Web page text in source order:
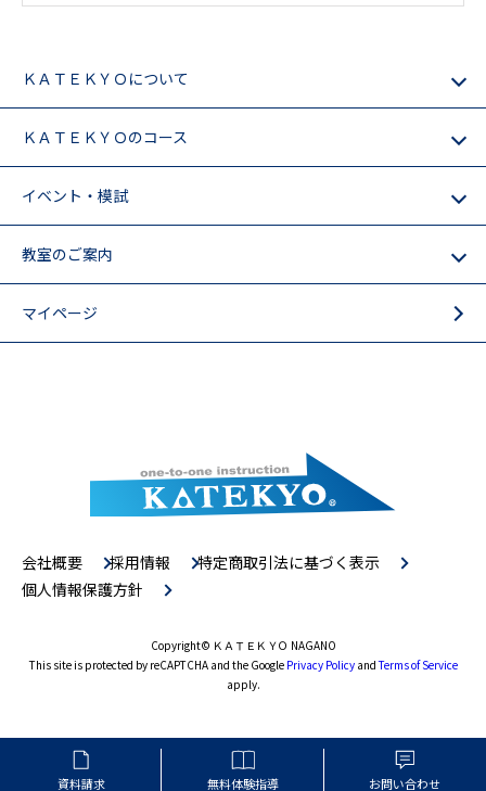
ＫＡＴＥＫＹＯについて
ＫＡＴＥＫＹＯのコース
イベント・模試
教室のご案内
マイページ
会社概要 採用情報
特定商取引法に基づく表示
個人情報保護方針
Copyright© ＫＡＴＥＫＹＯ NAGANO
This site is protected by reCAPTCHA and the Google Privacy PolicyandTerms of Service
apply.
資料請求 無料体験指導 お問い合わせ